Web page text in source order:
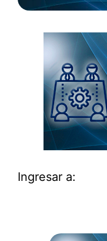
Ingresar a: